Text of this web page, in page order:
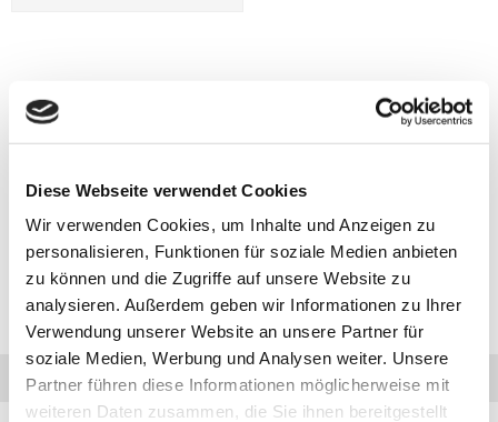
Diese Webseite verwendet Cookies
Wir verwenden Cookies, um Inhalte und Anzeigen zu
personalisieren, Funktionen für soziale Medien anbieten
zu können und die Zugriffe auf unsere Website zu
analysieren. Außerdem geben wir Informationen zu Ihrer
Verwendung unserer Website an unsere Partner für
soziale Medien, Werbung und Analysen weiter. Unsere
Partner führen diese Informationen möglicherweise mit
weiteren Daten zusammen, die Sie ihnen bereitgestellt
Anfrage Anrufen AHK-Finder